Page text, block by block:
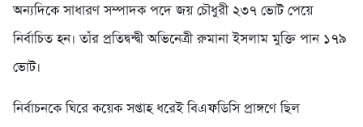
অন্যদিকে সাধারণ সম্পাদক পদে জয় চৌধুরী ২৩৭ ভোট পেয়ে
নির্বাচিত হন। তাঁর প্রতিদ্বন্দ্বী অভিনেত্রী রুমানা ইসলাম মুক্তি পান ১৭৯
ভোট।
নির্বাচনকে ঘিরে কয়েক সপ্তাহ ধরেই বিএফডিসি প্রাঙ্গণে ছিল